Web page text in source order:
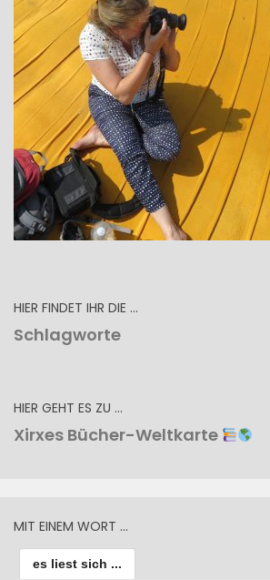
HIER FINDET IHR DIE …
Schlagworte
HIER GEHT ES ZU …
Xirxes Bücher-Weltkarte
MIT EINEM WORT …
es liest sich ...